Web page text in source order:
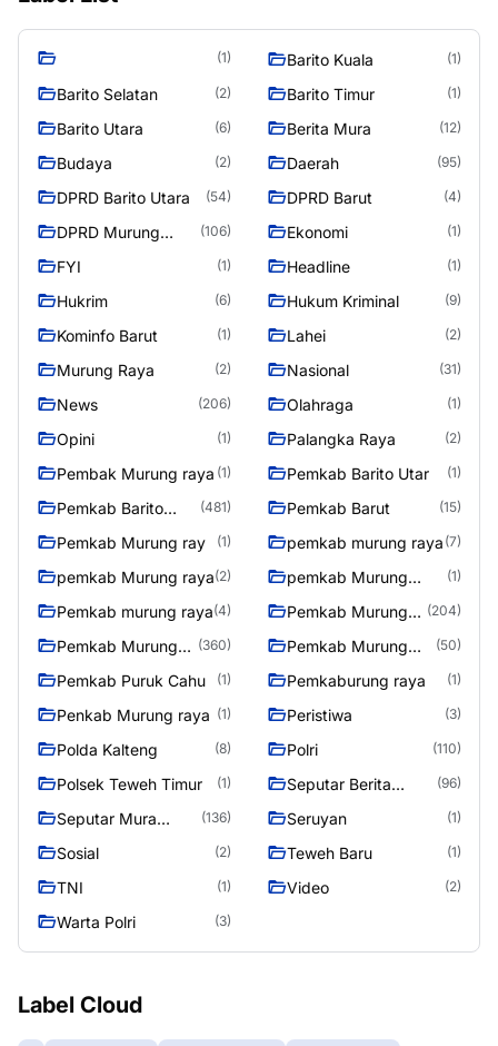
(1) Barito Kuala (1)
Barito Selatan (2) Barito Timur (1)
Barito Utara (6) Berita Mura (12)
Budaya (2) Daerah (95)
DPRD Barito Utara (54) DPRD Barut (4)
DPRD Murung
(106) Ekonomi (1)
FYI (1) Headline (1)
Hukrim (6) Hukum Kriminal (9)
Kominfo Barut (1) Lahei (2)
Murung Raya (2) Nasional (31)
News (206) Olahraga (1)
Opini (1) Palangka Raya (2)
Pembak Murung raya (1) Pemkab Barito Utar (1)
Pemkab Barito
(481) Pemkab Barut (15)
Pemkab Murung ray (1) pemkab murung raya (7)
pemkab Murung raya(2)
pemkab Murung
(1)
Pemkab murung raya(4)
Pemkab Murung
(204)
Pemkab Murung
(360)
Pemkab Murung
(50)
Pemkab Puruk Cahu (1) Pemkaburung raya (1)
Penkab Murung raya (1) Peristiwa (3)
Polda Kalteng (8) Polri (110)
Polsek Teweh Timur (1)
Seputar Berita
(96)
Seputar Mura
(136) Seruyan (1)
Sosial (2) Teweh Baru (1)
TNI (1) Video (2)
Warta Polri (3)
Label Cloud